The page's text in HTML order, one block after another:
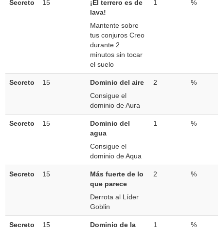
Secreto 15
¡El terrero es de
lava!
Mantente sobre
tus conjuros Creo
durante 2
minutos sin tocar
el suelo
1 %
Secreto 15
Dominio del aire
Consigue el
dominio de Aura
2 %
Secreto 15
Dominio del
agua
Consigue el
dominio de Aqua
1 %
Secreto 15
Más fuerte de lo
que parece
Derrota al Líder
Goblin
2 %
Secreto 15
Dominio de la
1 %